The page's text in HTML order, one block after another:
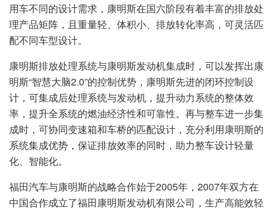
用车不同的设计需求，康明斯在国六阶段有着丰富的排放处
理产品矩阵，且重量轻、体积小、排放转化率高，可灵活匹
配不同车型设计。
康明斯排放处理系统与康明斯发动机集成时，可以发挥出康
明斯“智慧大脑2.0”的控制优势，康明斯先进的闭环控制设
计，可集成后处理系统与发动机，提升动力系统的整体效
率，提升全系统的燃油经济性和可靠性。再与整车进一步集
成时，可协同变速箱和车桥的匹配设计，充分利用康明斯的
系统集成优势，保证排放效率的同时，助力整车设计轻量
化、智能化。
福田汽车与康明斯的战略合作始于2005年，2007年双方在
中国合作成立了福田康明斯发动机有限公司，生产高能效轻